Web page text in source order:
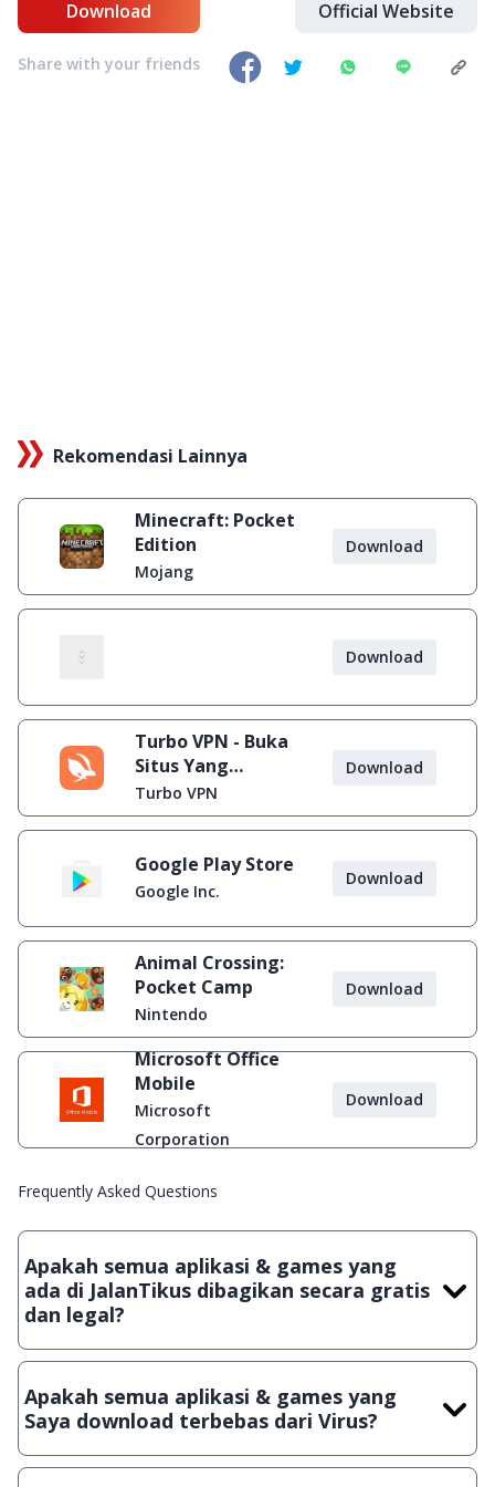
Download Official Website
Share with your friends
Rekomendasi Lainnya
Minecraft: Pocket
Edition
Mojang
Download
Download
Turbo VPN - Buka
Situs Yang
Diblokir
Turbo VPN
Download
Google Play Store
Google Inc.
Download
Animal Crossing:
Pocket Camp
Nintendo
Download
Microsoft Office
Mobile
Microsoft
Corporation
Download
Frequently Asked Questions
Apakah semua aplikasi & games yang
ada di JalanTikus dibagikan secara gratis
dan legal?
Ya, JalanTikus hanya membagikan aplikasi & games yang
crack, patch atau semacamnya.
Apakah semua aplikasi & games yang
Saya download terbebas dari Virus?
Ya, JalanTikus selalu melakukan scanning dengan 3 jenis